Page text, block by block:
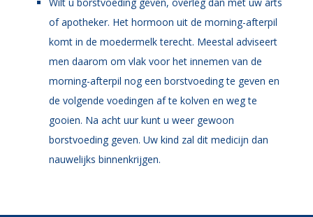
of apotheker. Het hormoon uit de morning-afterpil
komt in de moedermelk terecht. Meestal adviseert
men daarom om vlak voor het innemen van de
morning-afterpil nog een borstvoeding te geven en
de volgende voedingen af te kolven en weg te
gooien. Na acht uur kunt u weer gewoon
borstvoeding geven. Uw kind zal dit medicijn dan
nauwelijks binnenkrijgen.